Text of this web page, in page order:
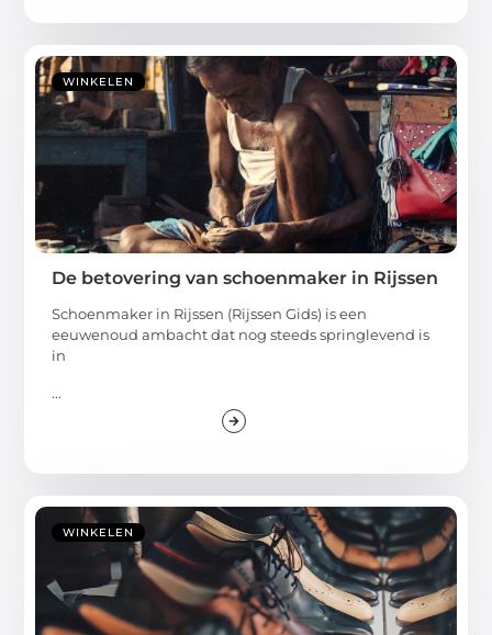
WINKELEN
De betovering van schoenmaker in Rijssen
Schoenmaker in Rijssen (Rijssen Gids) is een
eeuwenoud ambacht dat nog steeds springlevend is
in
...
WINKELEN